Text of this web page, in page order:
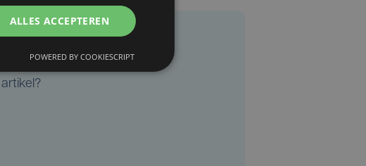
ALLES ACCEPTEREN
POWERED BY COOKIESCRIPT